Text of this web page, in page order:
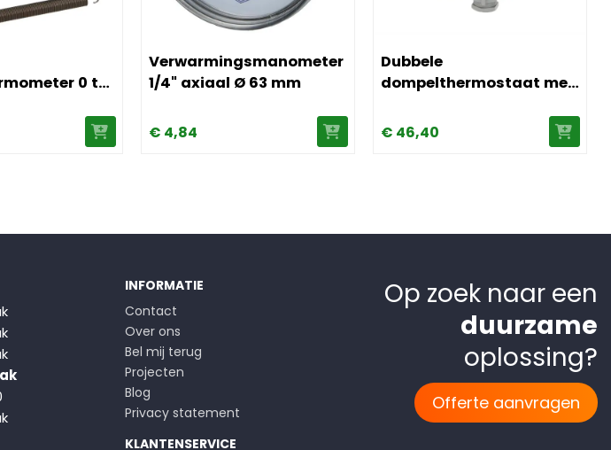
0 tot
Verwarmingsmanometer
1/4" axiaal Ø 63 mm
€ 4,84
Dubbele
dompelthermostaat met
90-110°C
€ 46,40
INFORMATIE
Contact
Over ons
Bel mij terug
Projecten
Blog
Privacy statement
KLANTENSERVICE
Op zoek naar een
duurzame
oplossing?
Offerte aanvragen